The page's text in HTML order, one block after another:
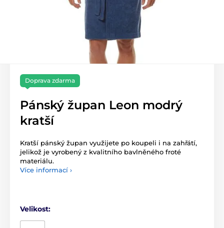
Doprava zdarma
Pánský župan Leon modrý
kratší
Kratší pánský župan využijete po koupeli i na zahřátí,
jelikož je vyrobený z kvalitního bavlněného froté
materiálu.
Více informací ›
Velikost: